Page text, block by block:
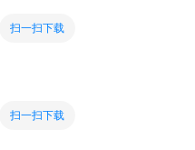
扫一扫下载
扫一扫下载